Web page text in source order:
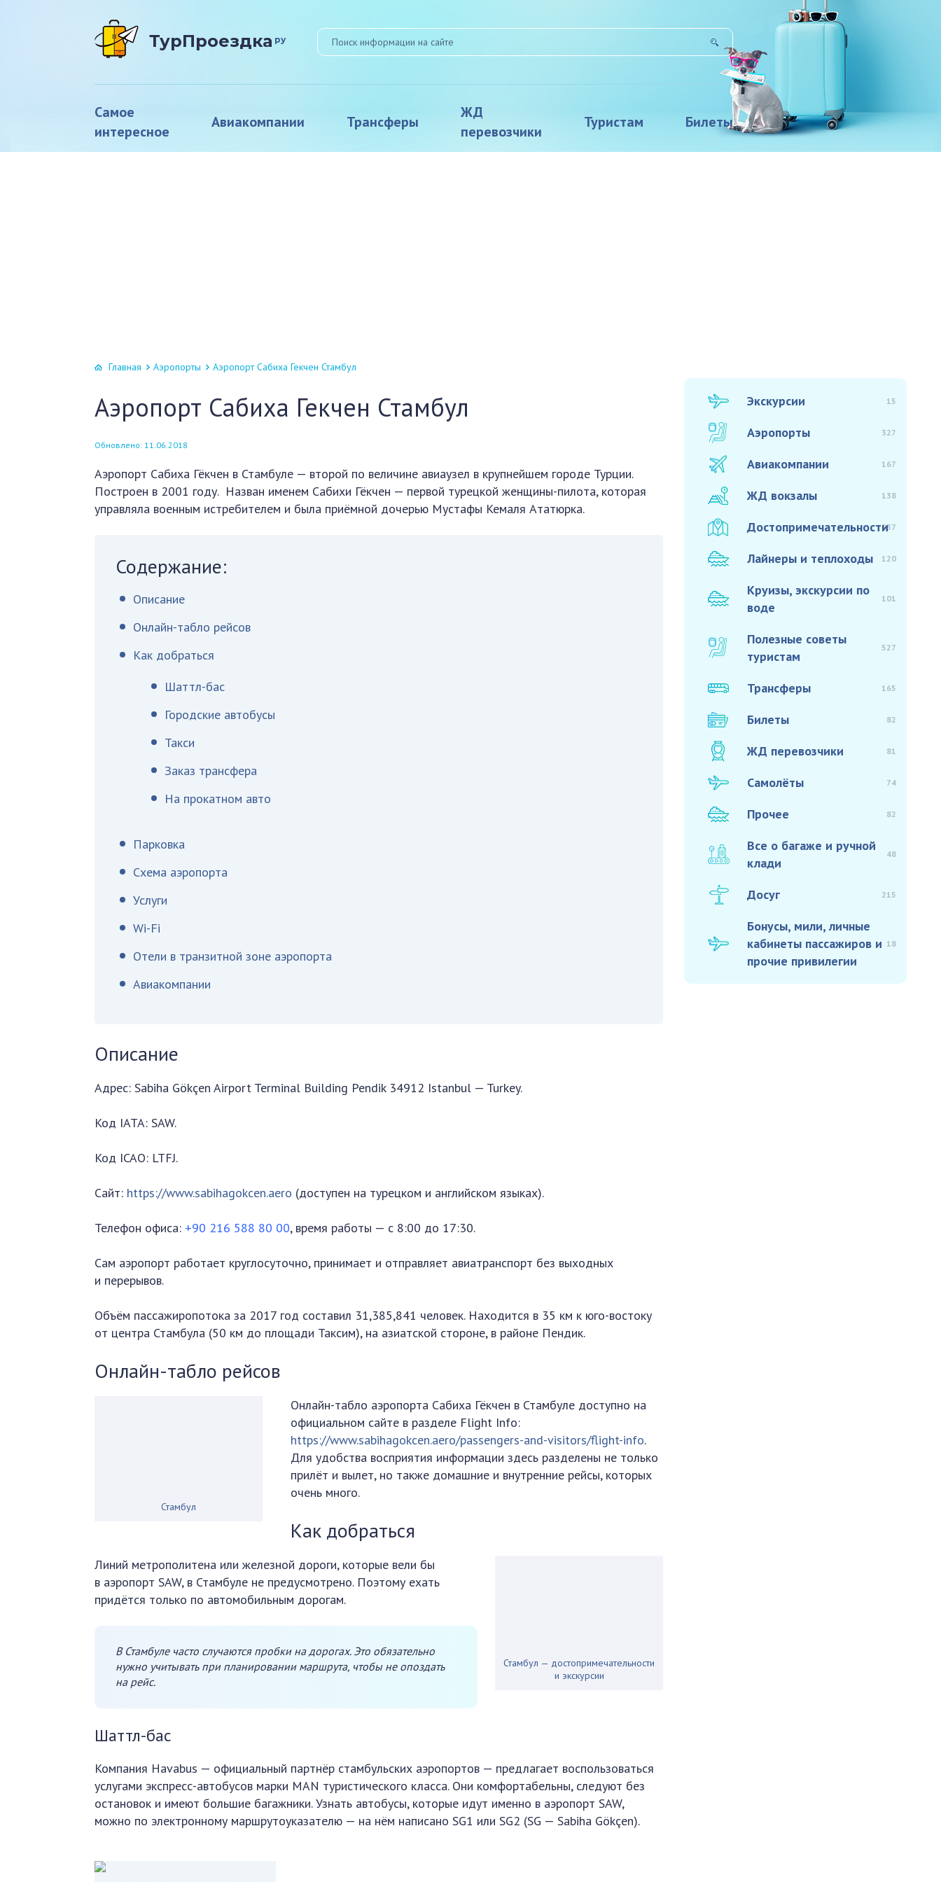
ТурПроездка ру
Самое
интересное
Авиакомпании Трансферы
ЖД
перевозчики
Туристам Билеты
Главная Аэропорты Аэропорт Сабиха Гекчен Стамбул
Аэропорт Сабиха Гекчен Стамбул
Обновлено: 11.06.2018
Аэропорт Сабиха Гёкчен в Стамбуле — второй по величине авиаузел в крупнейшем городе Турции.
Построен в 2001 году. Назван именем Сабихи Гёкчен — первой турецкой женщины-пилота, которая
управляла военным истребителем и была приёмной дочерью Мустафы Кемаля Ататюрка.
Содержание:
Описание
Онлайн-табло рейсов
Как добраться
Шаттл-бас
Городские автобусы
Такси
Заказ трансфера
На прокатном авто
Парковка
Схема аэропорта
Услуги
Wi-Fi
Отели в транзитной зоне аэропорта
Авиакомпании
Описание
Адрес: Sabiha Gökçen Airport Terminal Building Pendik 34912 Istanbul — Turkey.
Код IATA: SAW.
Код ICAO: LTFJ.
Сайт: https://www.sabihagokcen.aero (доступен на турецком и английском языках).
Телефон офиса: +90 216 588 80 00, время работы — с 8:00 до 17:30.
Сам аэропорт работает круглосуточно, принимает и отправляет авиатранспорт без выходных
и перерывов.
Объём пассажиропотока за 2017 год составил 31,385,841 человек. Находится в 35 км к юго-востоку
от центра Стамбула (50 км до площади Таксим), на азиатской стороне, в районе Пендик.
Онлайн-табло рейсов
Стамбул
Онлайн-табло аэропорта Сабиха Гёкчен в Стамбуле доступно на
официальном сайте в разделе Flight Info:
https://www.sabihagokcen.aero/passengers-and-visitors/flight-info.
Для удобства восприятия информации здесь разделены не только
прилёт и вылет, но также домашние и внутренние рейсы, которых
очень много.
Как добраться
Стамбул — достопримечательности
и экскурсии
Линий метрополитена или железной дороги, которые вели бы
в аэропорт SAW, в Стамбуле не предусмотрено. Поэтому ехать
придётся только по автомобильным дорогам.
В Стамбуле часто случаются пробки на дорогах. Это обязательно
нужно учитывать при планировании маршрута, чтобы не опоздать
на рейс.
Шаттл-бас
Компания Havabus — официальный партнёр стамбульских аэропортов — предлагает воспользоваться
услугами экспресс-автобусов марки MAN туристического класса. Они комфортабельны, следуют без
остановок и имеют большие багажники. Узнать автобусы, которые идут именно в аэропорт SAW,
можно по электронному маршрутоуказателю — на нём написано SG1 или SG2 (SG — Sabiha Gökçen).
Экскурсии 15
Аэропорты 327
Авиакомпании 167
ЖД вокзалы 138
Достопримечательности937
Лайнеры и теплоходы 120
Круизы, экскурсии по
воде
101
Полезные советы
туристам
527
Трансферы 165
Билеты 82
ЖД перевозчики 81
Самолёты 74
Прочее 82
Все о багаже и ручной
клади
48
Досуг 215
Бонусы, мили, личные
кабинеты пассажиров и
прочие привилегии
18